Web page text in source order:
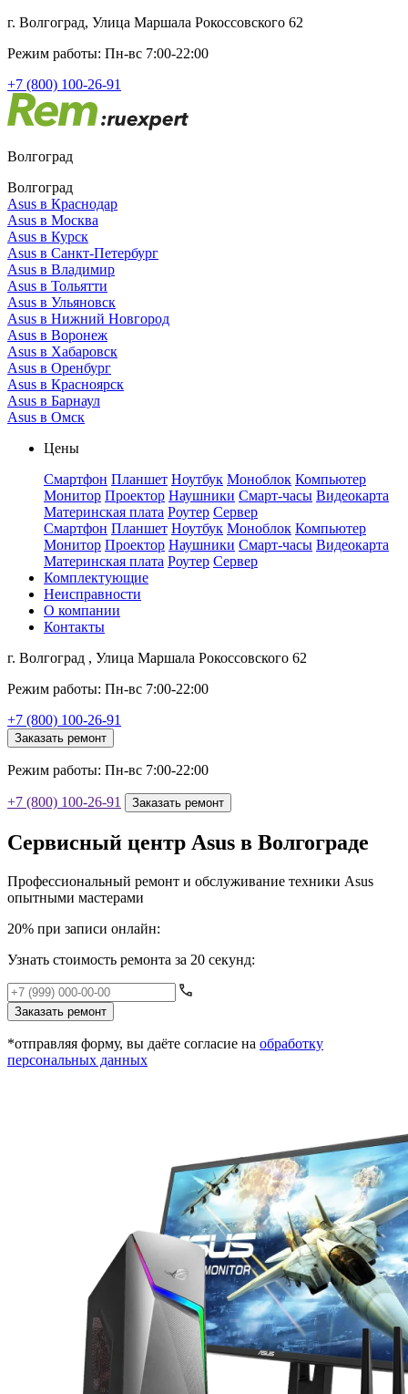
г. Волгоград, Улица Маршала Рокоссовского 62
Режим работы: Пн-вс 7:00-22:00
+7 (800) 100-26-91
Волгоград
Волгоград
Asus в Краснодар
Asus в Москва
Asus в Курск
Asus в Санкт-Петербург
Asus в Владимир
Asus в Тольятти
Asus в Ульяновск
Asus в Нижний Новгород
Asus в Воронеж
Asus в Хабаровск
Asus в Оренбург
Asus в Красноярск
Asus в Барнаул
Asus в Омск
Цены
Смартфон Планшет Ноутбук Моноблок Компьютер
Монитор Проектор Наушники Смарт-часы Видеокарта
Материнская плата Роутер Сервер
Смартфон Планшет Ноутбук Моноблок Компьютер
Монитор Проектор Наушники Смарт-часы Видеокарта
Материнская плата Роутер Сервер
Комплектующие
Неисправности
О компании
Контакты
г. Волгоград , Улица Маршала Рокоссовского 62
Режим работы: Пн-вс 7:00-22:00
+7 (800) 100-26-91
Заказать ремонт
Режим работы: Пн-вс 7:00-22:00
+7 (800) 100-26-91 Заказать ремонт
Сервисный центр Asus в Волгограде
Профессиональный ремонт и обслуживание техники Asus
опытными мастерами
20% при записи онлайн:
Узнать стоимость ремонта за 20 секунд:
Заказать ремонт
*отправляя форму, вы даёте согласие на обработку
персональных данных